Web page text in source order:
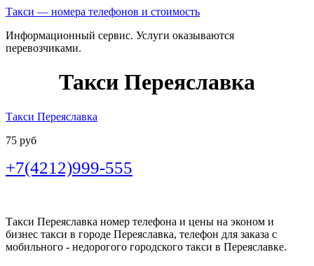
Такси — номера телефонов и стоимость
Информационный сервис. Услуги оказываются
перевозчиками.
Такси Переяславка
Такси Переяславка
75 руб
+7(4212)999-555
Такси Переяславка номер телефона и цены на эконом и
бизнес такси в городе Переяславка, телефон для заказа с
мобильного - недорогого городского такси в Переяславке.